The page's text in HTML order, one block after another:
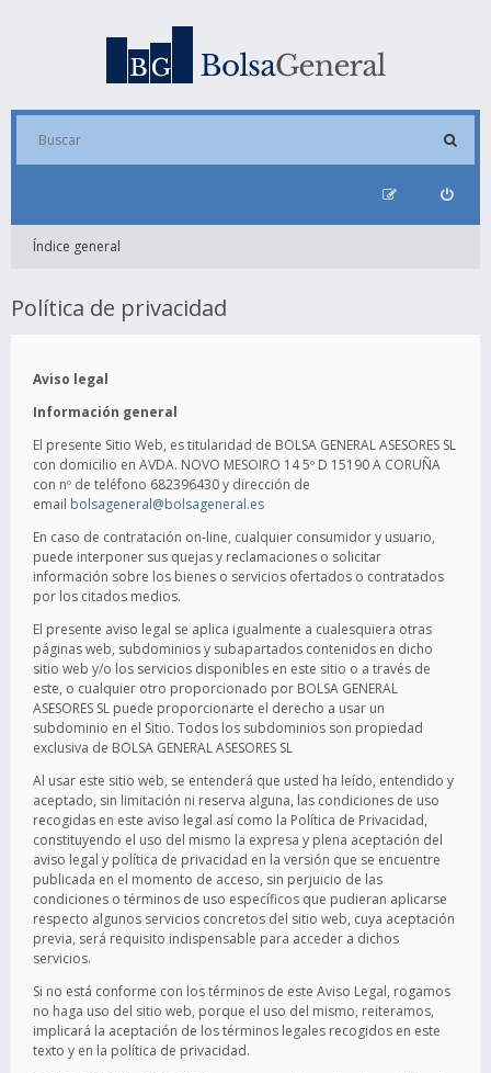
Índice general
Política de privacidad
Aviso legal
Información general
El presente Sitio Web, es titularidad de BOLSA GENERAL ASESORES SL
con domicilio en AVDA. NOVO MESOIRO 14 5º D 15190 A CORUÑA
con nº de teléfono 682396430 y dirección de
email bolsageneral@bolsageneral.es
En caso de contratación on-line, cualquier consumidor y usuario,
puede interponer sus quejas y reclamaciones o solicitar
información sobre los bienes o servicios ofertados o contratados
por los citados medios.
El presente aviso legal se aplica igualmente a cualesquiera otras
páginas web, subdominios y subapartados contenidos en dicho
sitio web y/o los servicios disponibles en este sitio o a través de
este, o cualquier otro proporcionado por BOLSA GENERAL
ASESORES SL puede proporcionarte el derecho a usar un
subdominio en el Sitio. Todos los subdominios son propiedad
exclusiva de BOLSA GENERAL ASESORES SL
Al usar este sitio web, se entenderá que usted ha leído, entendido y
aceptado, sin limitación ni reserva alguna, las condiciones de uso
recogidas en este aviso legal así como la Política de Privacidad,
constituyendo el uso del mismo la expresa y plena aceptación del
aviso legal y política de privacidad en la versión que se encuentre
publicada en el momento de acceso, sin perjuicio de las
condiciones o términos de uso específicos que pudieran aplicarse
respecto algunos servicios concretos del sitio web, cuya aceptación
previa, será requisito indispensable para acceder a dichos
servicios.
Si no está conforme con los términos de este Aviso Legal, rogamos
no haga uso del sitio web, porque el uso del mismo, reiteramos,
implicará la aceptación de los términos legales recogidos en este
texto y en la política de privacidad.